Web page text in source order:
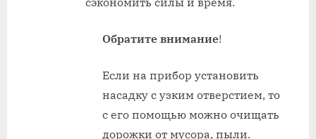
Обратите внимание!
Если на прибор установить
насадку с узким отверстием, то
с его помощью можно очищать
дорожки от мусора, пыли.